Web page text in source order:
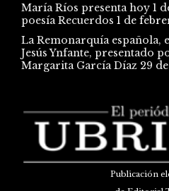
María Ríos presenta hoy 1
poesía Recuerdos 1 de
La Remonarquía española,
Jesús Ynfante, presentado
Margarita García Díaz 29
Publicación